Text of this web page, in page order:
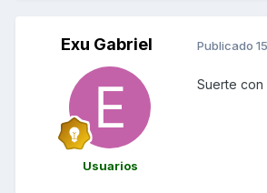
Exu Gabriel
Usuarios
Publicado
Suerte con